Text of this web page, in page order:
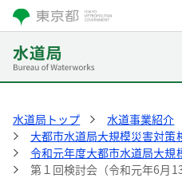
水道局トップ
水道事業紹介
大都市水道局大規模災害対策
令和元年度大都市水道局大規
第１回検討会（令和元年6月